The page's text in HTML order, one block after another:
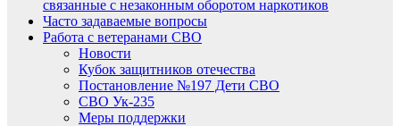
связанные с незаконным оборотом наркотиков
Часто задаваемые вопросы
Работа с ветеранами СВО
Новости
Кубок защитников отечества
Постановление №197 Дети СВО
СВО Ук-235
Меры поддержки